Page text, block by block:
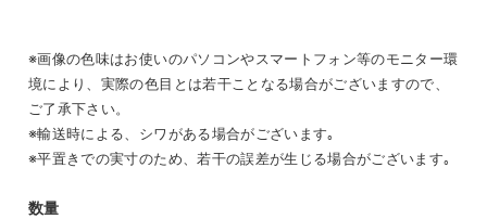
※画像の色味はお使いのパソコンやスマートフォン等のモニター環
境により、実際の色目とは若干ことなる場合がございますので、
ご了承下さい。
※輸送時による、シワがある場合がございます｡
※平置きでの実寸のため、若干の誤差が生じる場合がございます｡
数量